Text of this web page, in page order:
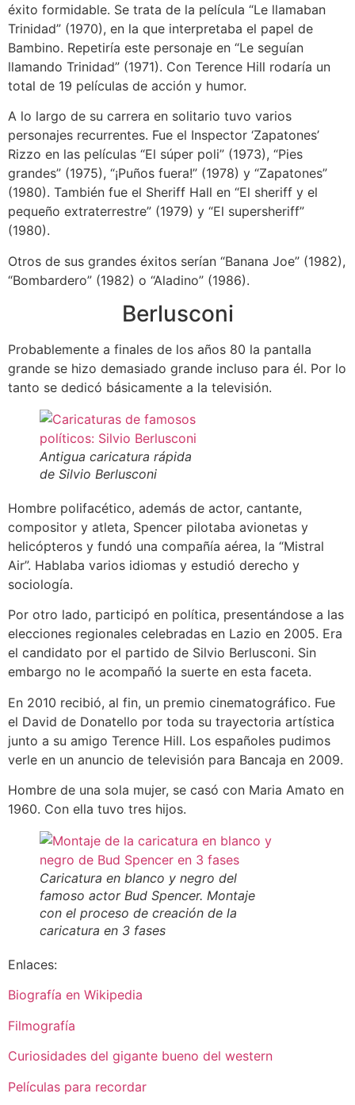
éxito formidable. Se trata de la película “Le llamaban
Trinidad” (1970), en la que interpretaba el papel de
Bambino. Repetiría este personaje en “Le seguían
llamando Trinidad” (1971). Con Terence Hill rodaría un
total de 19 películas de acción y humor.
A lo largo de su carrera en solitario tuvo varios
personajes recurrentes. Fue el Inspector ‘Zapatones’
Rizzo en las películas “El súper poli” (1973), “Pies
grandes” (1975), “¡Puños fuera!” (1978) y “Zapatones”
(1980). También fue el Sheriff Hall en “El sheriff y el
pequeño extraterrestre” (1979) y “El supersheriff”
(1980).
Otros de sus grandes éxitos serían “Banana Joe” (1982),
“Bombardero” (1982) o “Aladino” (1986).
Berlusconi
Probablemente a finales de los años 80 la pantalla
grande se hizo demasiado grande incluso para él. Por lo
tanto se dedicó básicamente a la televisión.
Antigua caricatura rápida
de Silvio Berlusconi
Hombre polifacético, además de actor, cantante,
compositor y atleta, Spencer pilotaba avionetas y
helicópteros y fundó una compañía aérea, la “Mistral
Air”. Hablaba varios idiomas y estudió derecho y
sociología.
Por otro lado, participó en política, presentándose a las
elecciones regionales celebradas en Lazio en 2005. Era
el candidato por el partido de Silvio Berlusconi. Sin
embargo no le acompañó la suerte en esta faceta.
En 2010 recibió, al fin, un premio cinematográfico. Fue
el David de Donatello por toda su trayectoria artística
junto a su amigo Terence Hill. Los españoles pudimos
verle en un anuncio de televisión para Bancaja en 2009.
Hombre de una sola mujer, se casó con Maria Amato en
1960. Con ella tuvo tres hijos.
Caricatura en blanco y negro del
famoso actor Bud Spencer. Montaje
con el proceso de creación de la
caricatura en 3 fases
Enlaces:
Biografía en Wikipedia
Filmografía
Curiosidades del gigante bueno del western
Películas para recordar